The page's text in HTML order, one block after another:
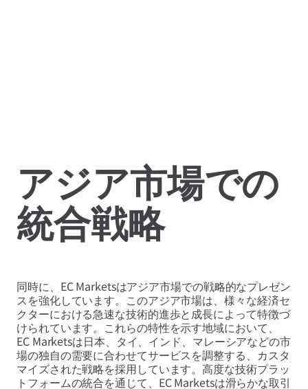
アジア市場での
統合戦略
同時に、EC Marketsはアジア市場での戦略的なプレゼン
スを強化しています。このアジア市場は、様々な経済セ
クターにおける急速な技術的進歩と成長によって特徴づ
けられています。これらの特性を示す地域において、
EC Marketsは日本、タイ、インド、マレーシアなどの市
場の独自の需要に合わせてサービスを調整する、カスタ
マイズされた戦略を採用しています。高度な技術プラッ
トフォームの統合を通じて、EC Marketsは滑らかな取引